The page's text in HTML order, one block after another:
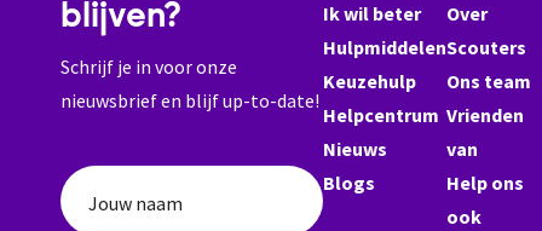
blijven?
Schrijf je in voor onze
nieuwsbrief en blijf up-to-date!
Jouw naam
Ik wil beter
Hulpmiddelen
Keuzehulp
Helpcentrum
Nieuws
Blogs
Over
Scouters
Ons team
Vrienden
van
Help ons
ook